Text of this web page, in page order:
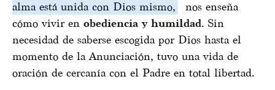
alma está unida con Dios mismo,
nos enseña
cómo vivir en obediencia y humildad. Sin
necesidad de saberse escogida por Dios hasta el
momento de la Anunciación, tuvo una vida de
oración de cercanía con el Padre en total libertad.